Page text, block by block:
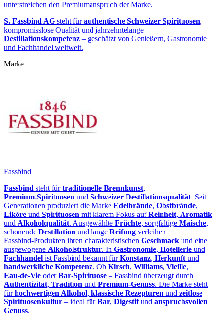
unterstreichen den Premiumanspruch der Marke.
S. Fassbind AG steht fürauthentische Schweizer Spirituosen,
kompromisslose Qualität und jahrzehntelange
Destillationskompetenz – geschätzt von Genießern, Gastronomie
und Fachhandel weltweit.
Marke
Fassbind
Fassbind steht fürtraditionelle Brennkunst,
Premium‑Spirituosen und Schweizer Destillationsqualität. Seit
Generationen produziert die Marke Edelbrände, Obstbrände,
Liköre und Spirituosen mit klarem Fokus aufReinheit, Aromatik
und Alkoholqualität. Ausgewählte Früchte, sorgfältige Maische,
schonende Destillation und lange Reifung verleihen
Fassbind‑Produkten ihren charakteristischen Geschmack und eine
ausgewogene Alkoholstruktur. In Gastronomie, Hotellerie und
Fachhandel ist Fassbind bekannt fürKonstanz, Herkunft und
handwerkliche Kompetenz. Ob Kirsch, Williams, Vieille,
Eau‑de‑Vie oderBar‑Spirituose – Fassbind überzeugt durch
Authentizität, Tradition und Premium‑Genuss. Die Marke steht
fürhochwertigen Alkohol, klassische Rezepturen und zeitlose
Spirituosenkultur – ideal fürBar, Digestifund anspruchsvollen
Genuss.